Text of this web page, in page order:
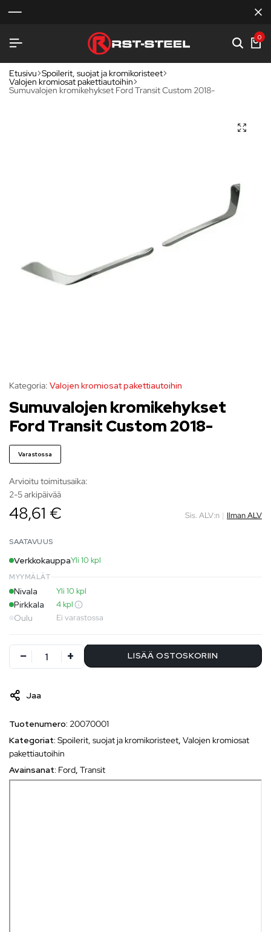
0
Etusivu Spoilerit, suojat ja kromikoristeet
Valojen kromiosat pakettiautoihin
Sumuvalojen kromikehykset Ford Transit Custom 2018-
Kategoria: Valojen kromiosat pakettiautoihin
Sumuvalojen kromikehykset
Ford Transit Custom 2018-
Varastossa
Arvioitu toimitusaika:
2-5 arkipäivää
48,61 € Sis. ALV:n | Ilman ALV
SAATAVUUS
VerkkokauppaYli 10 kpl
MYYMÄLÄT
Nivala Yli 10 kpl
Pirkkala 4 kpl
Oulu Ei varastossa
LISÄÄ OSTOSKORIIN
Jaa
Tuotenumero: 20070001
Kategoriat: Spoilerit, suojat ja kromikoristeet, Valojen kromiosat
pakettiautoihin
Avainsanat: Ford, Transit